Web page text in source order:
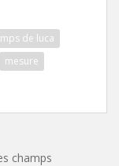
de luca
mesure
champs